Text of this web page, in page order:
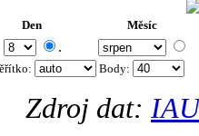
Den Měsíc
.
Body:
Zdroj dat: